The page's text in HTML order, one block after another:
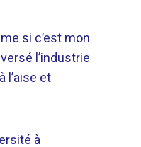
si c’est mon
l’industrie
l’aise et
à